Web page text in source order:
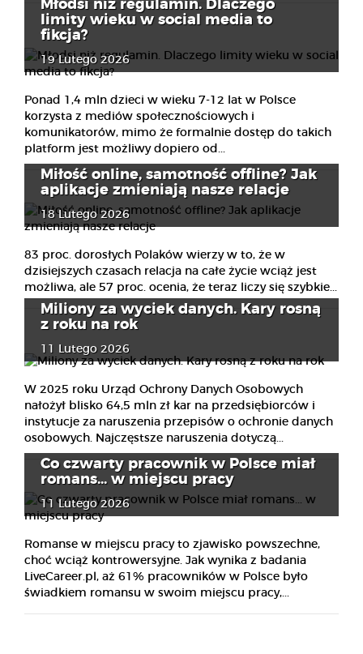
Młodsi niż regulamin. Dlaczego
limity wieku w social media to
fikcja?
19 Lutego 2026
Ponad 1,4 mln dzieci w wieku 7-12 lat w Polsce
korzysta z mediów społecznościowych i
komunikatorów, mimo że formalnie dostęp do takich
platform jest możliwy dopiero od...
Miłość online, samotność offline? Jak
aplikacje zmieniają nasze relacje
18 Lutego 2026
83 proc. dorosłych Polaków wierzy w to, że w
dzisiejszych czasach relacja na całe życie wciąż jest
możliwa, ale 57 proc. ocenia, że teraz liczy się szybkie...
Miliony za wyciek danych. Kary rosną
z roku na rok
11 Lutego 2026
W 2025 roku Urząd Ochrony Danych Osobowych
nałożył blisko 64,5 mln zł kar na przedsiębiorców i
instytucje za naruszenia przepisów o ochronie danych
osobowych. Najczęstsze naruszenia dotyczą...
Co czwarty pracownik w Polsce miał
romans... w miejscu pracy
11 Lutego 2026
Romanse w miejscu pracy to zjawisko powszechne,
choć wciąż kontrowersyjne. Jak wynika z badania
LiveCareer.pl, aż 61% pracowników w Polsce było
świadkiem romansu w swoim miejscu pracy,...